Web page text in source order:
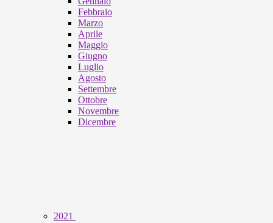
Febbraio
Marzo
Aprile
Maggio
Giugno
Luglio
Agosto
Settembre
Ottobre
Novembre
Dicembre
2021